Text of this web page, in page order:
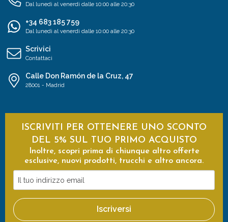
Dal lunedì al venerdì dalle 10:00 alle 20:30
+34 683 185 759
Dal lunedì al venerdì dalle 10:00 alle 20:30
Scrivici
Contattaci
Calle Don Ramón de la Cruz, 47
28001 - Madrid
ISCRIVITI PER OTTENERE UNO SCONTO
DEL 5% SUL TUO PRIMO ACQUISTO
Inoltre, scopri prima di chiunque altro offerte
esclusive, nuovi prodotti, trucchi e altro ancora.
tuo
indirizzo
email
Iscriversi